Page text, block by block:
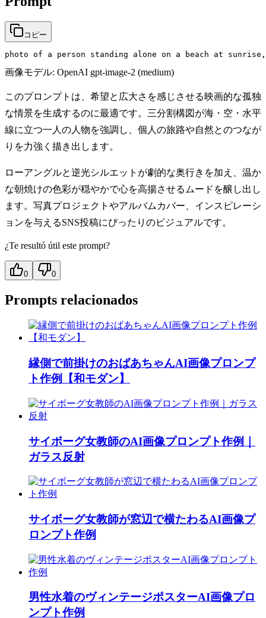
コピー
photo of a person standing alone on a beach at
画像モデル: OpenAI gpt-image-2 (medium)
このプロンプトは、希望と広大さを感じさせる映画的な孤独
な情景を生成するのに最適です。三分割構図が海・空・水平
線に立つ一人の人物を強調し、個人の旅路や自然とのつなが
りを力強く描き出します。
ローアングルと逆光シルエットが劇的な奥行きを加え、温か
な朝焼けの色彩が穏やかで心を高揚させるムードを醸し出し
ます。写真プロジェクトやアルバムカバー、インスピレーシ
ョンを与えるSNS投稿にぴったりのビジュアルです。
¿Te resultó útil este prompt?
0 0
Prompts relacionados
縁側で前掛けのおばあちゃんAI画像プロンプ
ト作例【和モダン】
サイボーグ女教師のAI画像プロンプト作例｜
ガラス反射
サイボーグ女教師が窓辺で横たわるAI画像プ
ロンプト作例
男性水着のヴィンテージポスターAI画像プロ
ンプト作例